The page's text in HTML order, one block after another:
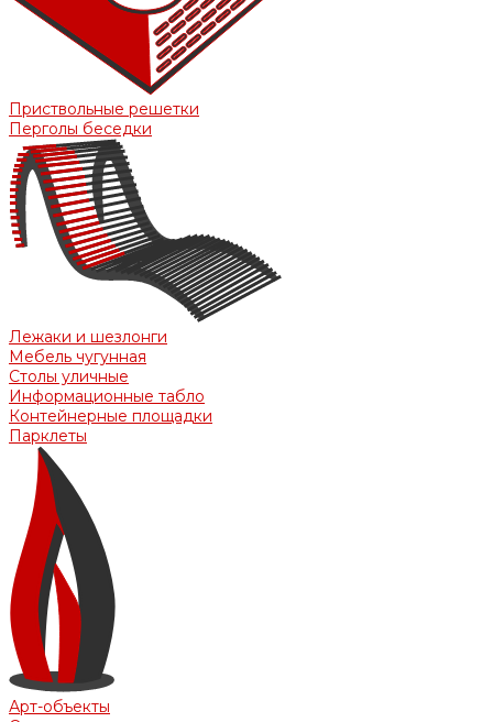
Приствольные решетки
Перголы беседки
Лежаки и шезлонги
Мебель чугунная
Столы уличные
Информационные табло
Контейнерные площадки
Парклеты
Арт-объекты